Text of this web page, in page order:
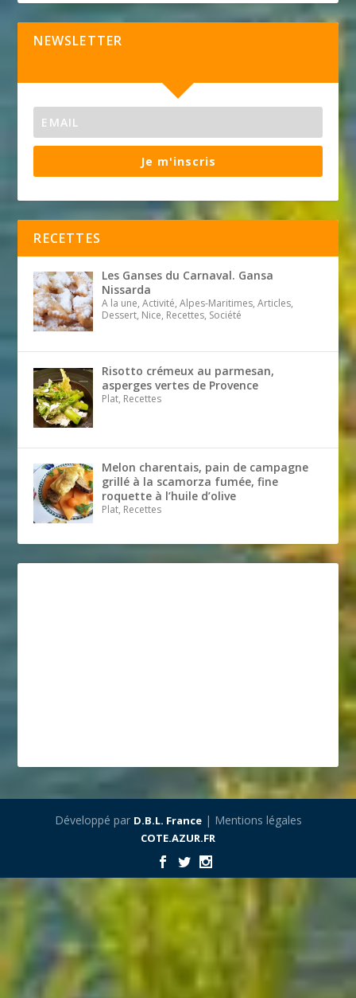
NEWSLETTER
Je m'inscris
RECETTES
Les Ganses du Carnaval. Gansa
Nissarda
A la une, Activité, Alpes-Maritimes, Articles,
Dessert, Nice, Recettes, Société
Risotto crémeux au parmesan,
asperges vertes de Provence
Plat, Recettes
Melon charentais, pain de campagne
grillé à la scamorza fumée, fine
roquette à l’huile d’olive
Plat, Recettes
Développé par D.B.L. France| Mentions légales
COTE.AZUR.FR